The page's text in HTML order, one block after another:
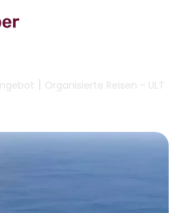
| Organisierte Reisen - ULT